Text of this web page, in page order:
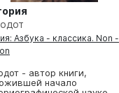
Азбука - классика. Non -
- автор книги,
начало